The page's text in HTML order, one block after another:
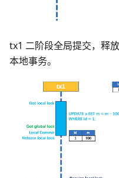
tx1 二阶段全局提交，释放
本地事务。